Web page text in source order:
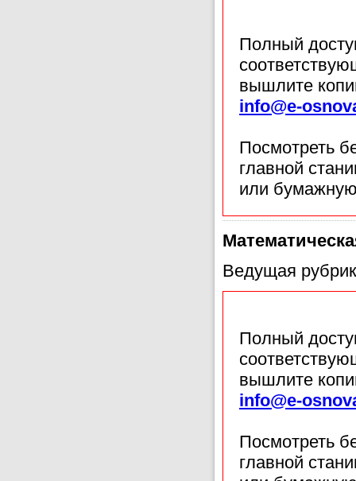
Полный
вышлите
info@e-
Посмотреть
главной
или
Ведущая
Полный
вышлите
info@e-
Посмотреть
главной